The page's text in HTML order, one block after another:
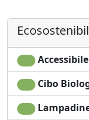
Per una
potrete scegliere
La frenesia
l'opportunità di
però ci danno la
spirito e anima.
l'occasione di
Cibo